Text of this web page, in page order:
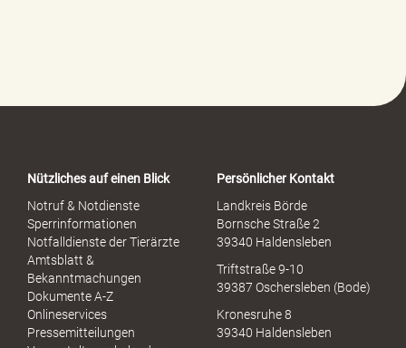
Nützliches auf einen Blick
Notruf & Notdienste
Sperrinformationen
Notfalldienste der Tierärzte
Amtsblatt &
Bekanntmachungen
Dokumente A-Z
Onlineservices
Pressemitteilungen
Persönlicher Kontakt
Landkreis Börde
Bornsche Straße 2
39340 Haldensleben
Triftstraße 9-10
39387 Oschersleben (Bode)
Kronesruhe 8
39340 Haldensleben